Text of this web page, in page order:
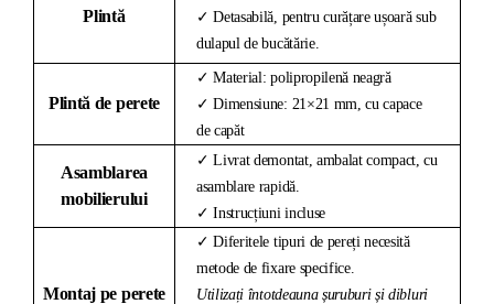
Plintă
✓ Detasabilă, pentru curățare ușoară sub
dulapul de bucătărie.
Plintă de perete
✓ Material: polipropilenă neagră
✓ Dimensiune: 21×21 mm, cu capace
de capăt
Asamblarea
mobilierului
✓ Livrat demontat, ambalat compact, cu
asamblare rapidă.
✓ Instrucțiuni incluse
Montaj pe perete
✓ Diferitele tipuri de pereți necesită
metode de fixare specifice.
Utilizați întotdeauna șuruburi și dibluri